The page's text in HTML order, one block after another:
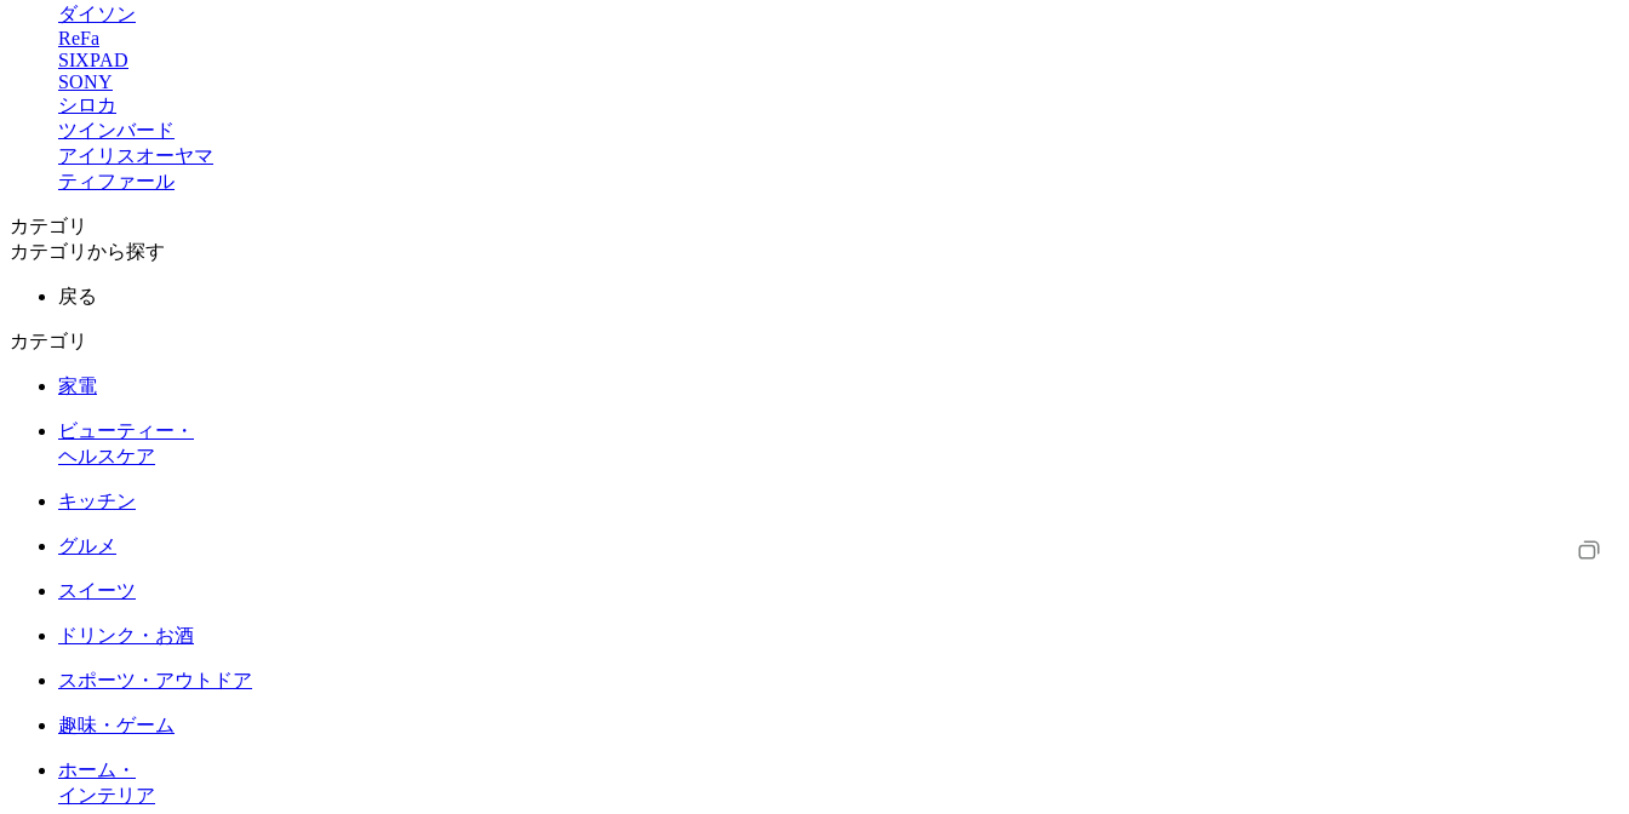
ダイソン
ReFa
SIXPAD
SONY
シロカ
ツインバード
アイリスオーヤマ
ティファール
カテゴリ
カテゴリから探す
戻る
カテゴリ
家電
ビューティー・
ヘルスケア
キッチン
グルメ
スイーツ
ドリンク・お酒
スポーツ・アウトドア
趣味・ゲーム
ホーム・
インテリア